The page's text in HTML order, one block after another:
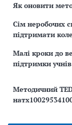
Як оновити
Сім неробочих
підтримати
Малі кроки до
підтримки
Методичний